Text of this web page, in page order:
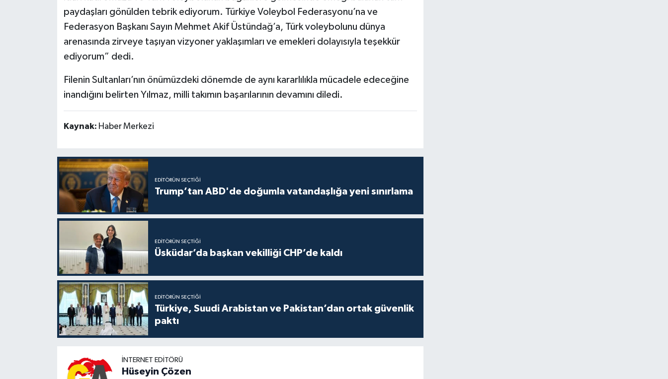
paydaşları gönülden tebrik ediyorum. Türkiye Voleybol Federasyonu’na ve
Federasyon Başkanı Sayın Mehmet Akif Üstündağ’a, Türk voleybolunu dünya
arenasında zirveye taşıyan vizyoner yaklaşımları ve emekleri dolayısıyla teşekkür
ediyorum” dedi.
Filenin Sultanları’nın önümüzdeki dönemde de aynı kararlılıkla mücadele edeceğine
inandığını belirten Yılmaz, milli takımın başarılarının devamını diledi.
Kaynak: Haber Merkezi
EDITÖRÜN SEÇTIĞI
Trump’tan ABD'de doğumla vatandaşlığa yeni sınırlama
EDITÖRÜN SEÇTIĞI
Üsküdar’da başkan vekilliği CHP’de kaldı
EDITÖRÜN SEÇTIĞI
Türkiye, Suudi Arabistan ve Pakistan’dan ortak güvenlik
paktı
İNTERNET EDITÖRÜ
Hüseyin Çözen